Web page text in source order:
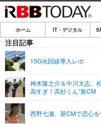
ホーム
IT・デジタル
ネタ
ショッピング
SPEED TEST
エンタメ
エンタメTOP
ライフ
ホーム IT・デジタル
注目記事
10G光回線導入レポ
神木隆之介＆中川大志、
高すぎ！高杉くん”新CM
西野七瀬、新CMで恋心を